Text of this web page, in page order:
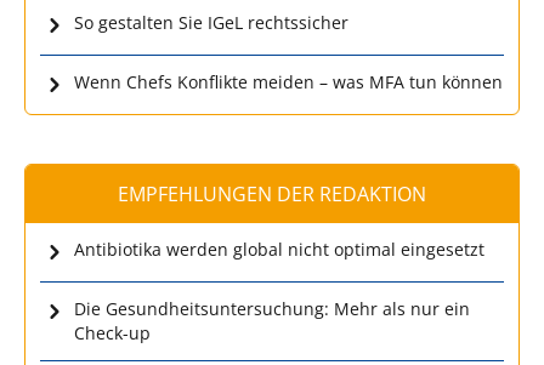
So gestalten Sie IGeL rechtssicher
Wenn Chefs Konflikte meiden – was MFA tun können
EMPFEHLUNGEN DER REDAKTION
Antibiotika werden global nicht optimal eingesetzt
Die Gesundheitsuntersuchung: Mehr als nur ein
Check-up